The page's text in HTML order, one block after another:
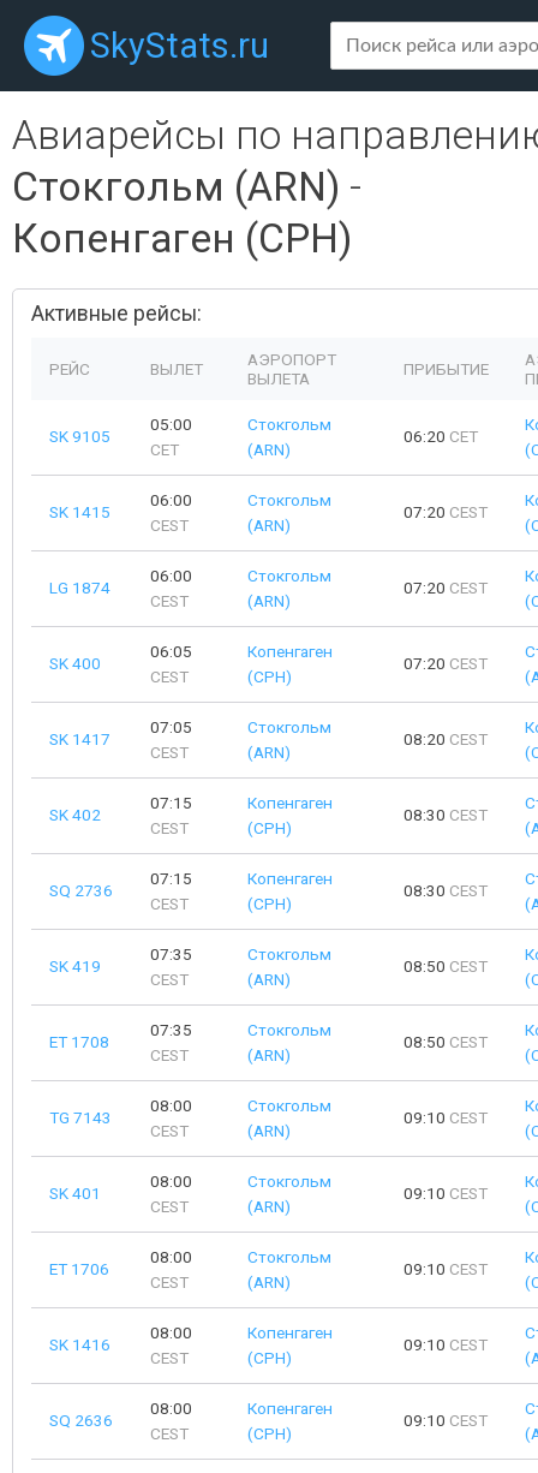
SkyStats.ru
Авиарейсы по
Стокгольм (ARN) -
Копенгаген (CPH)
Активные рейсы:
РЕЙС ВЫЛЕТ
АЭРОПОРТ
ВЫЛЕТА
ПРИБЫТИЕ
SK 9105
05:00
CET
Стокгольм
(ARN)
06:20 CET
SK 1415
06:00
CEST
Стокгольм
(ARN)
07:20 CEST
LG 1874
06:00
CEST
Стокгольм
(ARN)
07:20 CEST
SK 400
06:05
CEST
Копенгаген
(CPH)
07:20 CEST
SK 1417
07:05
CEST
Стокгольм
(ARN)
08:20 CEST
SK 402
07:15
CEST
Копенгаген
(CPH)
08:30 CEST
SQ 2736
07:15
CEST
Копенгаген
(CPH)
08:30 CEST
SK 419
07:35
CEST
Стокгольм
(ARN)
08:50 CEST
ET 1708
07:35
CEST
Стокгольм
(ARN)
08:50 CEST
TG 7143
08:00
CEST
Стокгольм
(ARN)
09:10 CEST
SK 401
08:00
CEST
Стокгольм
(ARN)
09:10 CEST
ET 1706
08:00
CEST
Стокгольм
(ARN)
09:10 CEST
SK 1416
08:00
CEST
Копенгаген
(CPH)
09:10 CEST
SQ 2636
08:00
CEST
Копенгаген
(CPH)
09:10 CEST